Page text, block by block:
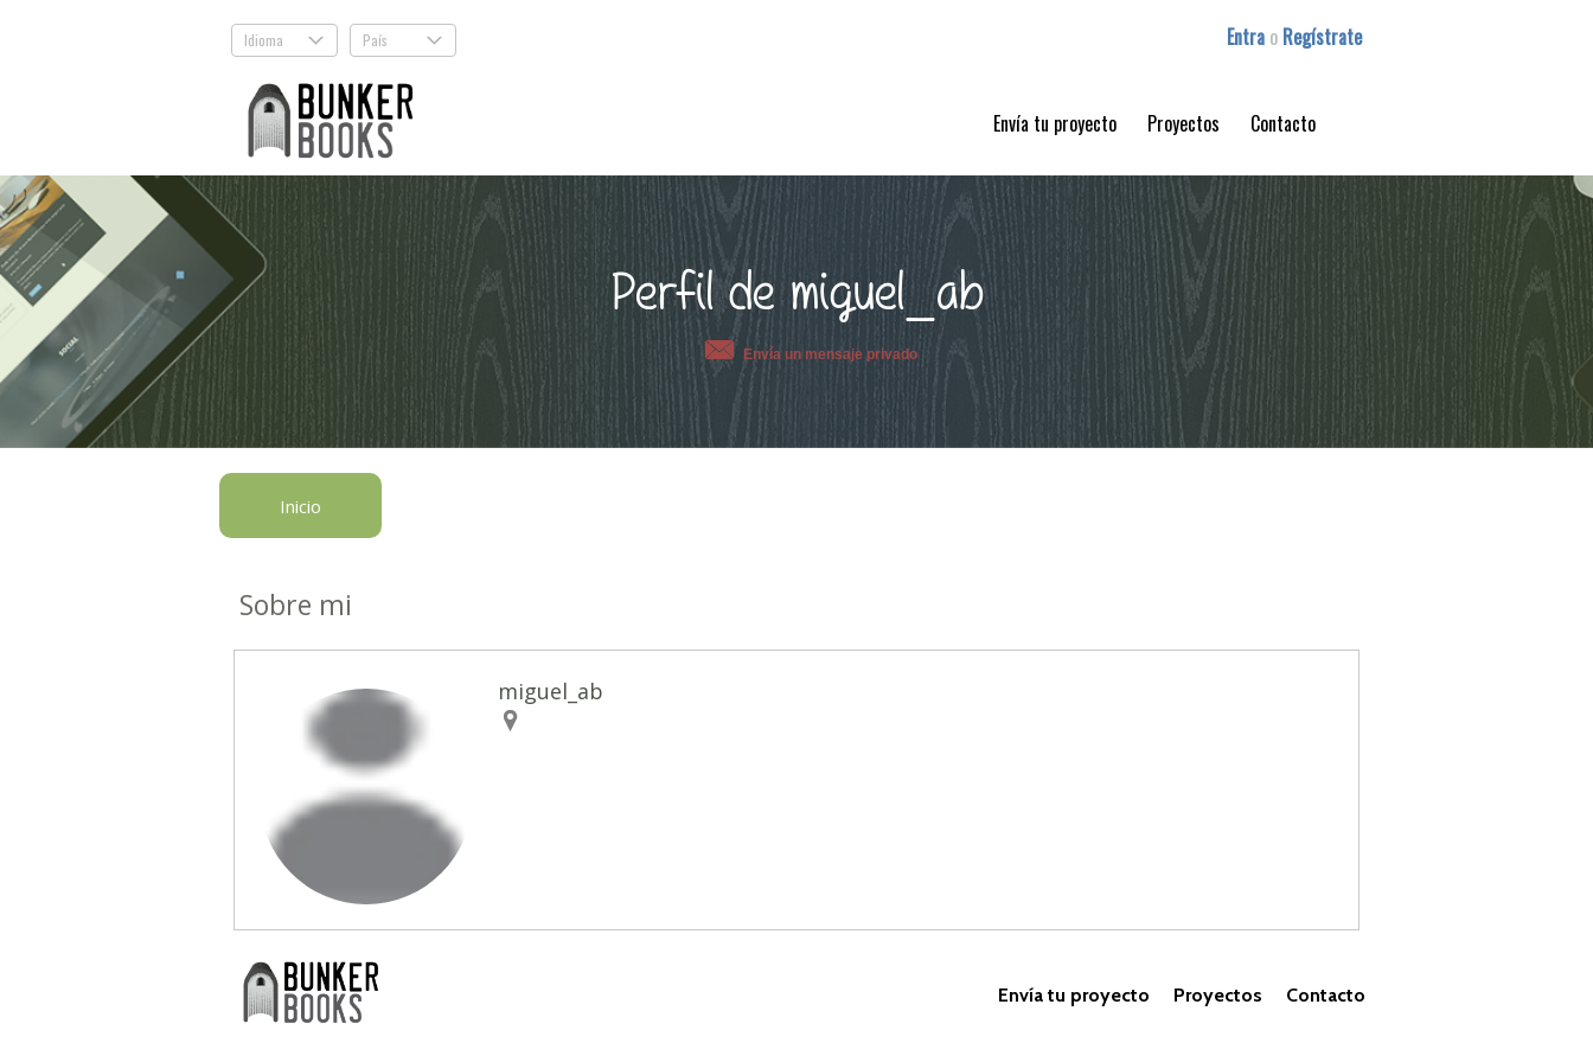
Idioma . País . Entra o Regístrate
Envía tu proyecto Proyectos Contacto
Perfil de miguel_ab
Envía un mensaje privado
Inicio
Sobre mi
miguel_ab
Contacto
Proyectos
Envía tu proyecto